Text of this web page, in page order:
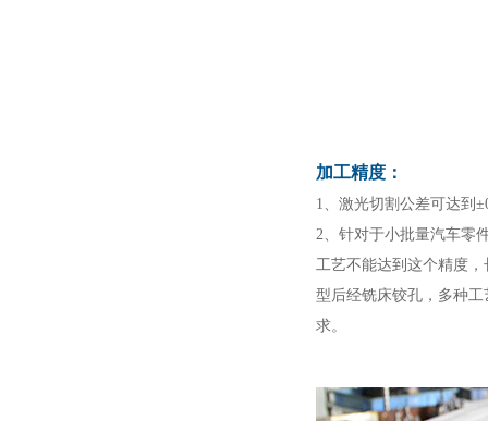
加工精度：
1、激光切割公差可达到
2、针对于小批量汽车零
工艺不能达到这个精度
型后经铣床铰孔，多种
求。